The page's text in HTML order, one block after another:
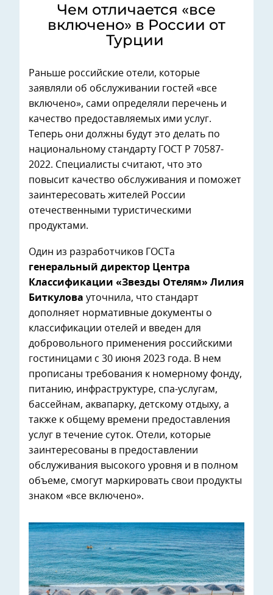
Чем отличается «все
включено» в России от
Турции
Раньше российские отели, которые
заявляли об обслуживании гостей «все
включено», сами определяли перечень и
качество предоставляемых ими услуг.
Теперь они должны будут это делать по
национальному стандарту ГОСТ Р 70587-
2022. Специалисты считают, что это
повысит качество обслуживания и поможет
заинтересовать жителей России
отечественными туристическими
продуктами.
Один из разработчиков ГОСТа
генеральный директор Центра
Классификации «Звезды Отелям» Лилия
Биткулова уточнила, что стандарт
дополняет нормативные документы о
классификации отелей и введен для
добровольного применения российскими
гостиницами с 30 июня 2023 года. В нем
прописаны требования к номерному фонду,
питанию, инфраструктуре, спа-услугам,
бассейнам, аквапарку, детскому отдыху, а
также к общему времени предоставления
услуг в течение суток. Отели, которые
заинтересованы в предоставлении
обслуживания высокого уровня и в полном
объеме, смогут маркировать свои продукты
знаком «все включено».